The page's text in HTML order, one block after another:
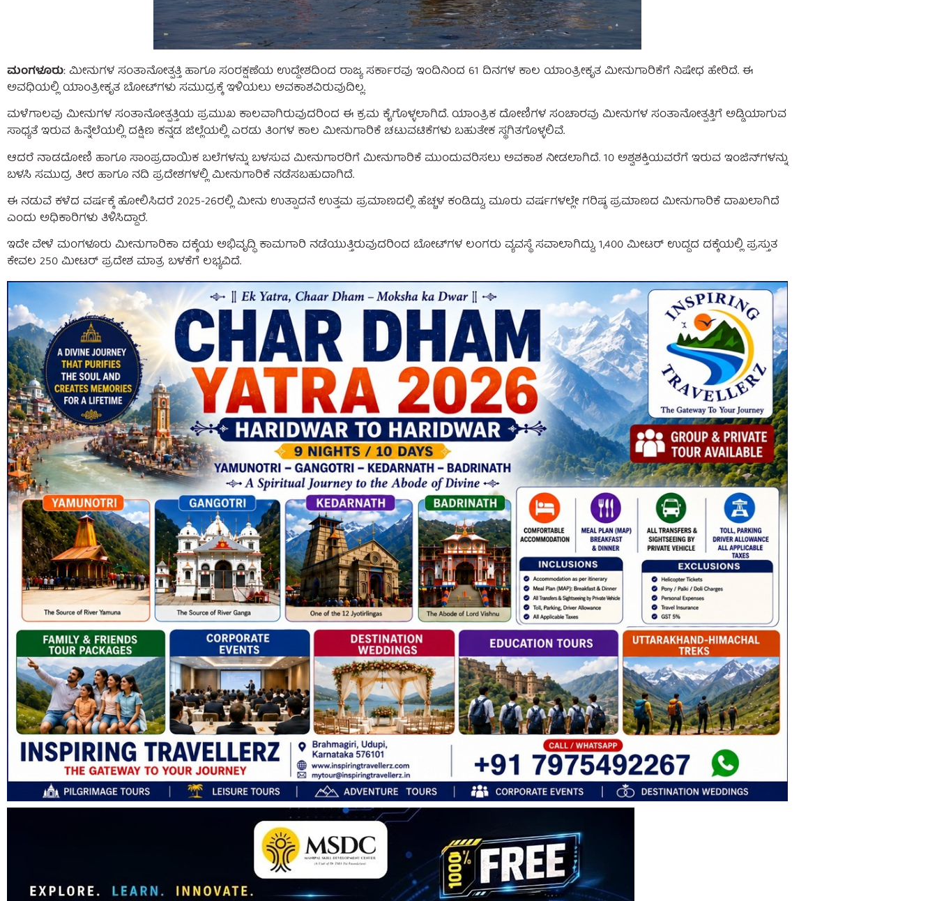
ಮಂಗಳೂರು: ಮೀನುಗಳ ಸಂತಾನೋತ್ಪತ್ತಿ ಹಾಗೂ ಸಂರಕ್ಷಣೆಯ ಉದ್ದೇಶದಿಂದ ರಾಜ್ಯ ಸರ್ಕಾರವು ಇಂದಿನಿಂದ 61 ದಿನಗಳ ಕಾಲ ಯಾಂತ್ರೀಕೃತ ಮೀನುಗಾರಿಕೆಗೆ ನಿಷೇಧ ಹೇರಿದೆ. ಈ
ಅವಧಿಯಲ್ಲಿ ಯಾಂತ್ರೀಕೃತ ಬೋಟ್‌ಗಳು ಸಮುದ್ರಕ್ಕೆ ಇಳಿಯಲು ಅವಕಾಶವಿರುವುದಿಲ್ಲ.
ಮಳೆಗಾಲವು ಮೀನುಗಳ ಸಂತಾನೋತ್ಪತ್ತಿಯ ಪ್ರಮುಖ ಕಾಲವಾಗಿರುವುದರಿಂದ ಈ ಕ್ರಮ ಕೈಗೊಳ್ಳಲಾಗಿದೆ. ಯಾಂತ್ರಿಕ ದೋಣಿಗಳ ಸಂಚಾರವು ಮೀನುಗಳ ಸಂತಾನೋತ್ಪತ್ತಿಗೆ ಅಡ್ಡಿಯಾಗುವ
ಸಾಧ್ಯತೆ ಇರುವ ಹಿನ್ನೆಲೆಯಲ್ಲಿ ದಕ್ಷಿಣ ಕನ್ನಡ ಜಿಲ್ಲೆಯಲ್ಲಿ ಎರಡು ತಿಂಗಳ ಕಾಲ ಮೀನುಗಾರಿಕೆ ಚಟುವಟಿಕೆಗಳು ಬಹುತೇಕ ಸ್ಥಗಿತಗೊಳ್ಳಲಿವೆ.
ಆದರೆ ನಾಡದೋಣಿ ಹಾಗೂ ಸಾಂಪ್ರದಾಯಿಕ ಬಲೆಗಳನ್ನು ಬಳಸುವ ಮೀನುಗಾರರಿಗೆ ಮೀನುಗಾರಿಕೆ ಮುಂದುವರಿಸಲು ಅವಕಾಶ ನೀಡಲಾಗಿದೆ. 10 ಅಶ್ವಶಕ್ತಿಯವರೆಗೆ ಇರುವ ಇಂಜಿನ್‌ಗಳನ್ನು
ಬಳಸಿ ಸಮುದ್ರ ತೀರ ಹಾಗೂ ನದಿ ಪ್ರದೇಶಗಳಲ್ಲಿ ಮೀನುಗಾರಿಕೆ ನಡೆಸಬಹುದಾಗಿದೆ.
ಈ ನಡುವೆ ಕಳೆದ ವರ್ಷಕ್ಕೆ ಹೋಲಿಸಿದರೆ 2025-26ರಲ್ಲಿ ಮೀನು ಉತ್ಪಾದನೆ ಉತ್ತಮ ಪ್ರಮಾಣದಲ್ಲಿ ಹೆಚ್ಚಳ ಕಂಡಿದ್ದು, ಮೂರು ವರ್ಷಗಳಲ್ಲೇ ಗರಿಷ್ಠ ಪ್ರಮಾಣದ ಮೀನುಗಾರಿಕೆ ದಾಖಲಾಗಿದೆ
ಎಂದು ಅಧಿಕಾರಿಗಳು ತಿಳಿಸಿದ್ದಾರೆ.
ಇದೇ ವೇಳೆ ಮಂಗಳೂರು ಮೀನುಗಾರಿಕಾ ದಕ್ಕೆಯ ಅಭಿವೃದ್ಧಿ ಕಾಮಗಾರಿ ನಡೆಯುತ್ತಿರುವುದರಿಂದ ಬೋಟ್‌ಗಳ ಲಂಗರು ವ್ಯವಸ್ಥೆ ಸವಾಲಾಗಿದ್ದು, 1,400 ಮೀಟರ್ ಉದ್ದದ ದಕ್ಕೆಯಲ್ಲಿ ಪ್ರಸ್ತುತ
ಕೇವಲ 250 ಮೀಟರ್ ಪ್ರದೇಶ ಮಾತ್ರ ಬಳಕೆಗೆ ಲಭ್ಯವಿದೆ.